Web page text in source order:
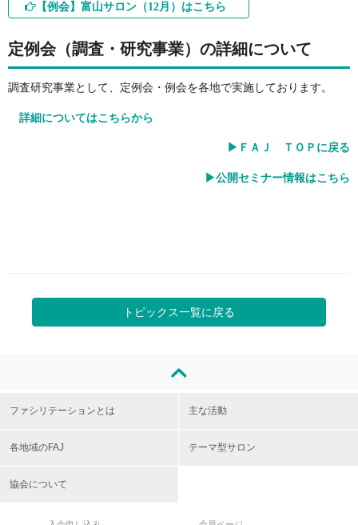
【例会】富山サロン（12月）はこちら
定例会（調査・研究事業）の詳細について
調査研究事業として、定例会・例会を各地で実施しております。
詳細についてはこちらから
▶ＦＡＪ ＴＯＰに戻る
▶公開セミナー情報はこちら
トピックス一覧に戻る
ファシリテーションとは 主な活動
各地域のFAJ テーマ型サロン
協会について